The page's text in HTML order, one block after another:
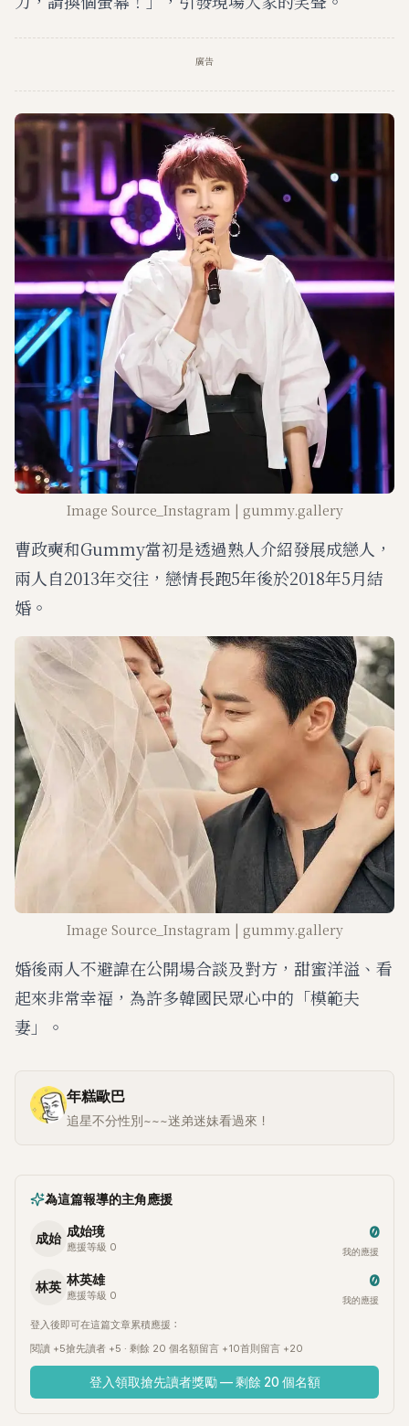
廣告
Image Source_Instagram | gummy.gallery
曹政奭和Gummy當初是透過熟人介紹發展成戀人，
兩人自2013年交往，戀情長跑5年後於2018年5月結
婚。
Image Source_Instagram | gummy.gallery
婚後兩人不避諱在公開場合談及對方，甜蜜洋溢、看
起來非常幸福，為許多韓國民眾心中的「模範夫
妻」。
年糕歐巴
追星不分性別~~~迷弟迷妹看過來！
為這篇報導的主角應援
成始 成始璄
應援等級 0
0
我的應援
林英 林英雄
應援等級 0
0
我的應援
登入後即可在這篇文章累積應援：
閱讀 +5搶先讀者 +5 · 剩餘 20 個名額留言 +10首則留言 +20
登入領取搶先讀者獎勵 — 剩餘 20 個名額